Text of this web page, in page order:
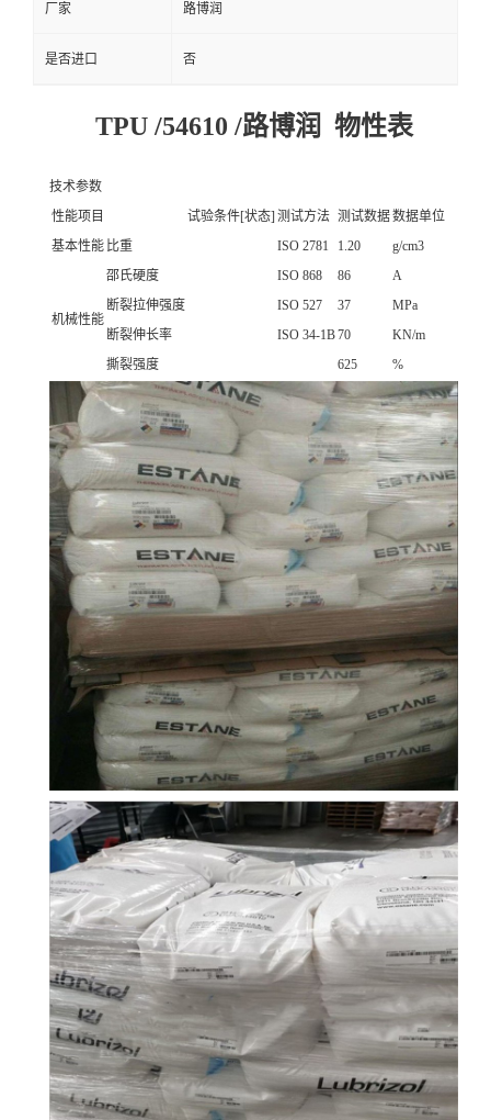
厂家 路博润
是否进口 否
TPU /54610 /路博润 物性表
技术参数
性能项目
试验条件[状态] 测试方法 测试数据数据单位
基本性能 比重 ISO 2781 1.20 g/cm3
机械性能
邵氏硬度 ISO 868 86
A
断裂拉伸强度
ISO 527 37
MPa
断裂伸长率
ISO 34-1B70
KN/m
撕裂强度
625 %